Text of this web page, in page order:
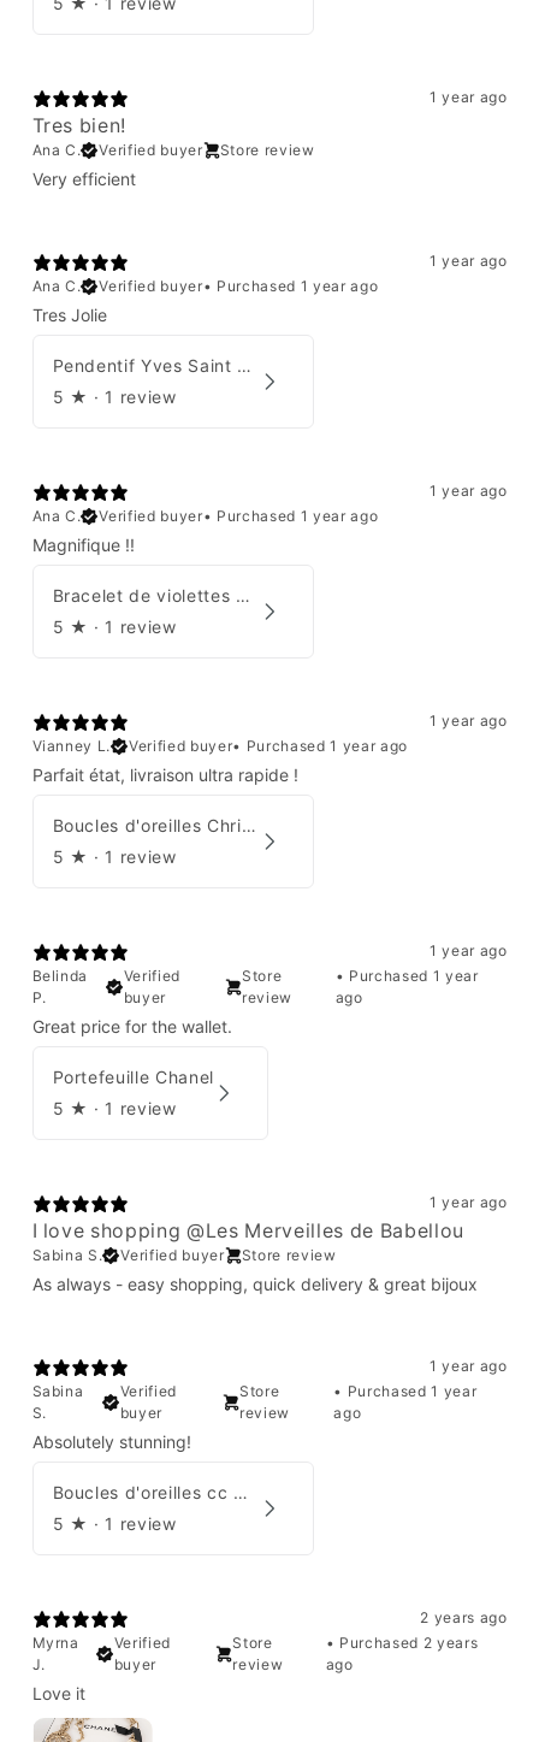
1 year ago
Tres bien!
Ana C. Verified buyer Store review
Very efficient
1 year ago
Ana C.
Verified buyer• Purchased 1 year ago
Tres Jolie
Pendentif Yves Saint Laurent
5 ★ · 1 review
1 year ago
Ana C.
Verified buyer• Purchased 1 year ago
Magnifique !!
Bracelet de violettes Augustine
5 ★ · 1 review
1 year ago
Vianney L.
Verified buyer• Purchased 1 year ago
Parfait état, livraison ultra rapide !
Boucles d'oreilles Christian Dior
5 ★ · 1 review
1 year ago
Belinda
P.
Verified
buyer
Store
review
• Purchased 1 year
ago
Great price for the wallet.
Portefeuille Chanel
5 ★ · 1 review
1 year ago
I love shopping @Les Merveilles de Babellou
Sabina S. Verified buyer Store review
As always - easy shopping, quick delivery & great bijoux
1 year ago
Sabina
S.
Verified
buyer
Store
review
• Purchased 1 year
ago
Absolutely stunning!
Boucles d'oreilles cc Chanel
5 ★ · 1 review
2 years ago
Myrna
J.
Verified
buyer
Store
review
• Purchased 2 years
ago
Love it